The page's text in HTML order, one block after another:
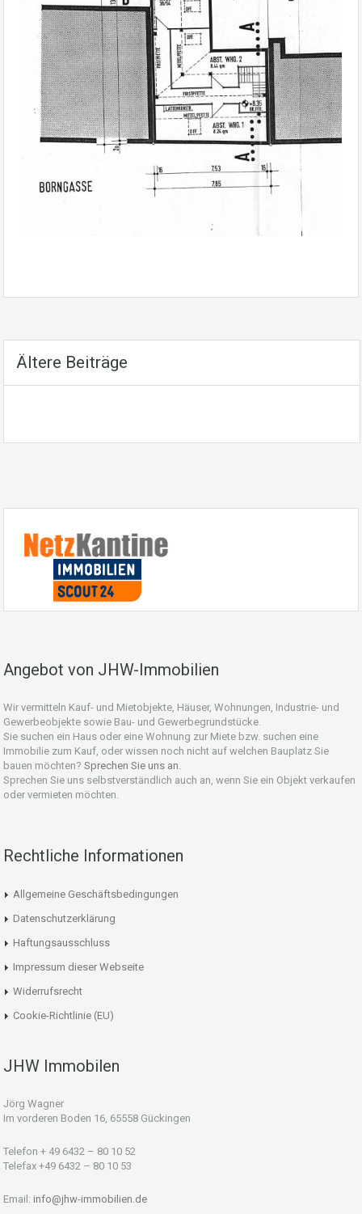
Ältere Beiträge
Angebot von JHW-Immobilien
Wir vermitteln Kauf- und Mietobjekte, Häuser, Wohnungen, Industrie- und
Gewerbeobjekte sowie Bau- und Gewerbegrundstücke.
Sie suchen ein Haus oder eine Wohnung zur Miete bzw. suchen eine
Immobilie zum Kauf, oder wissen noch nicht auf welchen Bauplatz Sie
bauen möchten? Sprechen Sie uns an.
Sprechen Sie uns selbstverständlich auch an, wenn Sie ein Objekt verkaufen
oder vermieten möchten.
Rechtliche Informationen
Allgemeine Geschäftsbedingungen
Datenschutzerklärung
Haftungsausschluss
Impressum dieser Webseite
Widerrufsrecht
Cookie-Richtlinie (EU)
JHW Immobilen
Jörg Wagner
Im vorderen Boden 16, 65558 Gückingen
Telefon + 49 6432 – 80 10 52
Telefax +49 6432 – 80 10 53
Email: info@jhw-immobilien.de